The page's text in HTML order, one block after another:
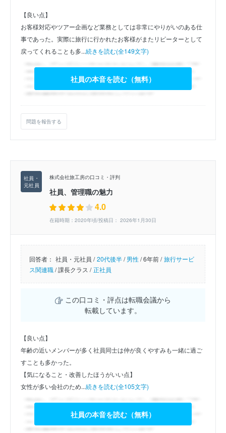
【良い点】
お客様対応やツアー企画など業務としては非常にやりがいのある仕
事であった。実際に旅行に行かれたお客様がまたリピーターとして
戻ってくれることも多...続きを読む(全149文字)
社員の本音を読む（無料）
問題を報告する
株式会社旅工房の口コミ・評判
社員、管理職の魅力
4.0
在籍時期：2020年頃/投稿日： 2026年1月30日
回答者： 社員・元社員 / 20代後半/男性/6年前 / 旅行サービ
ス関連職/課長クラス / 正社員
この口コミ・評点は転職会議から
転載しています。
【良い点】
年齢の近いメンバーが多く社員同士は仲が良くやすみも一緒に過ご
すことも多かった。
【気になること・改善したほうがいい点】
女性が多い会社のため...続きを読む(全105文字)
社員の本音を読む（無料）